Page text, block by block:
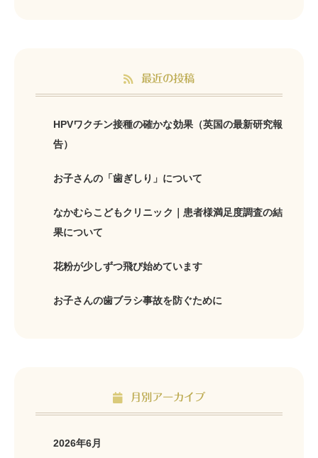
最近の投稿
HPVワクチン接種の確かな効果（英国の最新研究報
告）
お子さんの「歯ぎしり」について
なかむらこどもクリニック｜患者様満足度調査の結
果について
花粉が少しずつ飛び始めています
お子さんの歯ブラシ事故を防ぐために
月別アーカイブ
2026年6月